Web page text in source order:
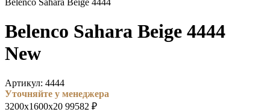
Belenco Sahara Beige 4444
Belenco Sahara Beige 4444
New
Артикул: 4444
Уточняйте у менеджера
3200х1600х20 99582 ₽